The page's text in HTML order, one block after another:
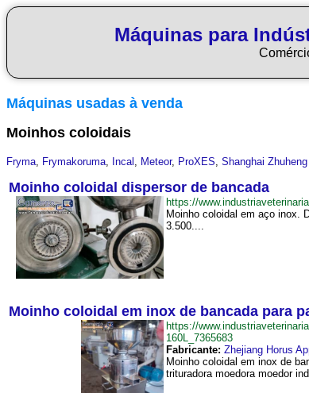
Máquinas para
Máquinas usadas à venda
Moinhos coloidais
Fryma, Frymakoruma, Incal , Meteor, ProXES, Shanghai
Moinho coloidal dispersor de bancada
https://
Moinho coloidal em aço inox.
3.500....
Moinho coloidal em inox de bancada para
https://
160L_7365683
Fabricante: Zhejiang Horus
Moinho coloidal em inox de
trituradora moedora moedor